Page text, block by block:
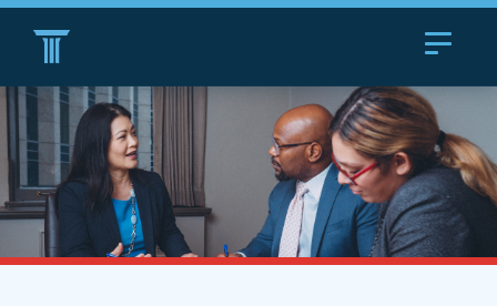
Toggle